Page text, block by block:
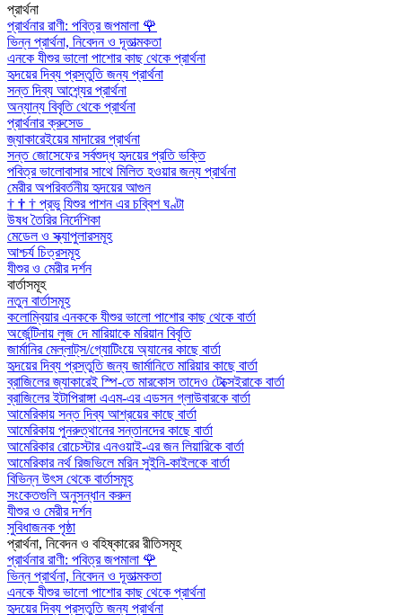
প্রার্থনা
প্রার্থনার রাণী: পবিত্র জপমালা 🌹
ভিন্ন প্রার্থনা, নিবেদন ও দূতাত্মকতা
এনকে যীশুর ভালো পাশোর কাছ থেকে প্রার্থনা
হৃদয়ের দিব্য প্রস্তুতি জন্য প্রার্থনা
সন্ত দিব্য আশ্র্যের প্রার্থনা
অন্যান্য বিবৃতি থেকে প্রার্থনা
প্রার্থনার ক্রুসেড
জ্যাকারেইয়ের মাদারের প্রার্থনা
সন্ত জোসেফের সর্বশুদ্ধ হৃদয়ের প্রতি ভক্তি
পবিত্র ভালোবাসার সাথে মিলিত হওয়ার জন্য প্রার্থনা
মেরীর অপরিবর্তনীয় হৃদয়ের আগুন
† † † প্রভু যিশুর পাশন এর চব্বিশ ঘণ্টা
উষধ তৈরির নির্দেশিকা
মেডেল ও স্ক্যাপুলারসমূহ
আশ্চর্য চিত্রসমূহ
যীশুর ও মেরীর দর্শন
বার্তাসমূহ
নতুন বার্তাসমূহ
কলোম্বিয়ার এনককে যীশুর ভালো পাশোর কাছ থেকে বার্তা
অর্জেন্টিনায় লুজ দে মারিয়াকে মরিয়ান বিবৃতি
জার্মানির মেল্লাট্‌স/গ্যোটিংয়ে অ্যানের কাছে বার্তা
হৃদয়ের দিব্য প্রস্তুতি জন্য জার্মানিতে মারিয়ার কাছে বার্তা
ব্রাজিলের জ্যাকারেই স্পি-তে মারকোস তাদেও টেক্সেইরাকে বার্তা
ব্রাজিলের ইটাপিরাঙ্গা এএম-এর এডসন গ্লাউবারকে বার্তা
আমেরিকায় সন্ত দিব্য আশ্রয়ের কাছে বার্তা
আমেরিকায় পুনরুত্থানের সন্তানদের কাছে বার্তা
আমেরিকার রোচেস্টার এনওয়াই-এর জন লিয়ারিকে বার্তা
আমেরিকার নর্থ রিজভিলে মরিন সুইনি-কাইলকে বার্তা
বিভিন্ন উৎস থেকে বার্তাসমূহ
সংকেতগুলি অনুসন্ধান করুন
যীশুর ও মেরীর দর্শন
সুবিধাজনক পৃষ্ঠা
প্রার্থনা, নিবেদন ও বহিষ্কারের রীতিসমূহ
প্রার্থনার রাণী: পবিত্র জপমালা 🌹
ভিন্ন প্রার্থনা, নিবেদন ও দূতাত্মকতা
এনকে যীশুর ভালো পাশোর কাছ থেকে প্রার্থনা
হৃদয়ের দিব্য প্রস্তুতি জন্য প্রার্থনা